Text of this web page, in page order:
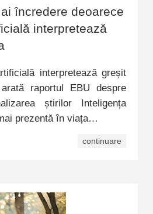
încredere deoarece
interpretează
interpretează greșit
raportul EBU despre
știrilor Inteligența
prezentă în viața…
continuare